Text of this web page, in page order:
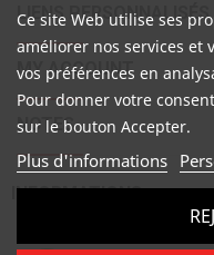
LIENS PERSONNALISÉS
MY ACCOUNT
NOTES
INFORMATIONS
Ce site Web utilise ses
améliorer nos services et
vos préférences en
Pour donner votre
sur le bouton Accepter.
Plus d'informations